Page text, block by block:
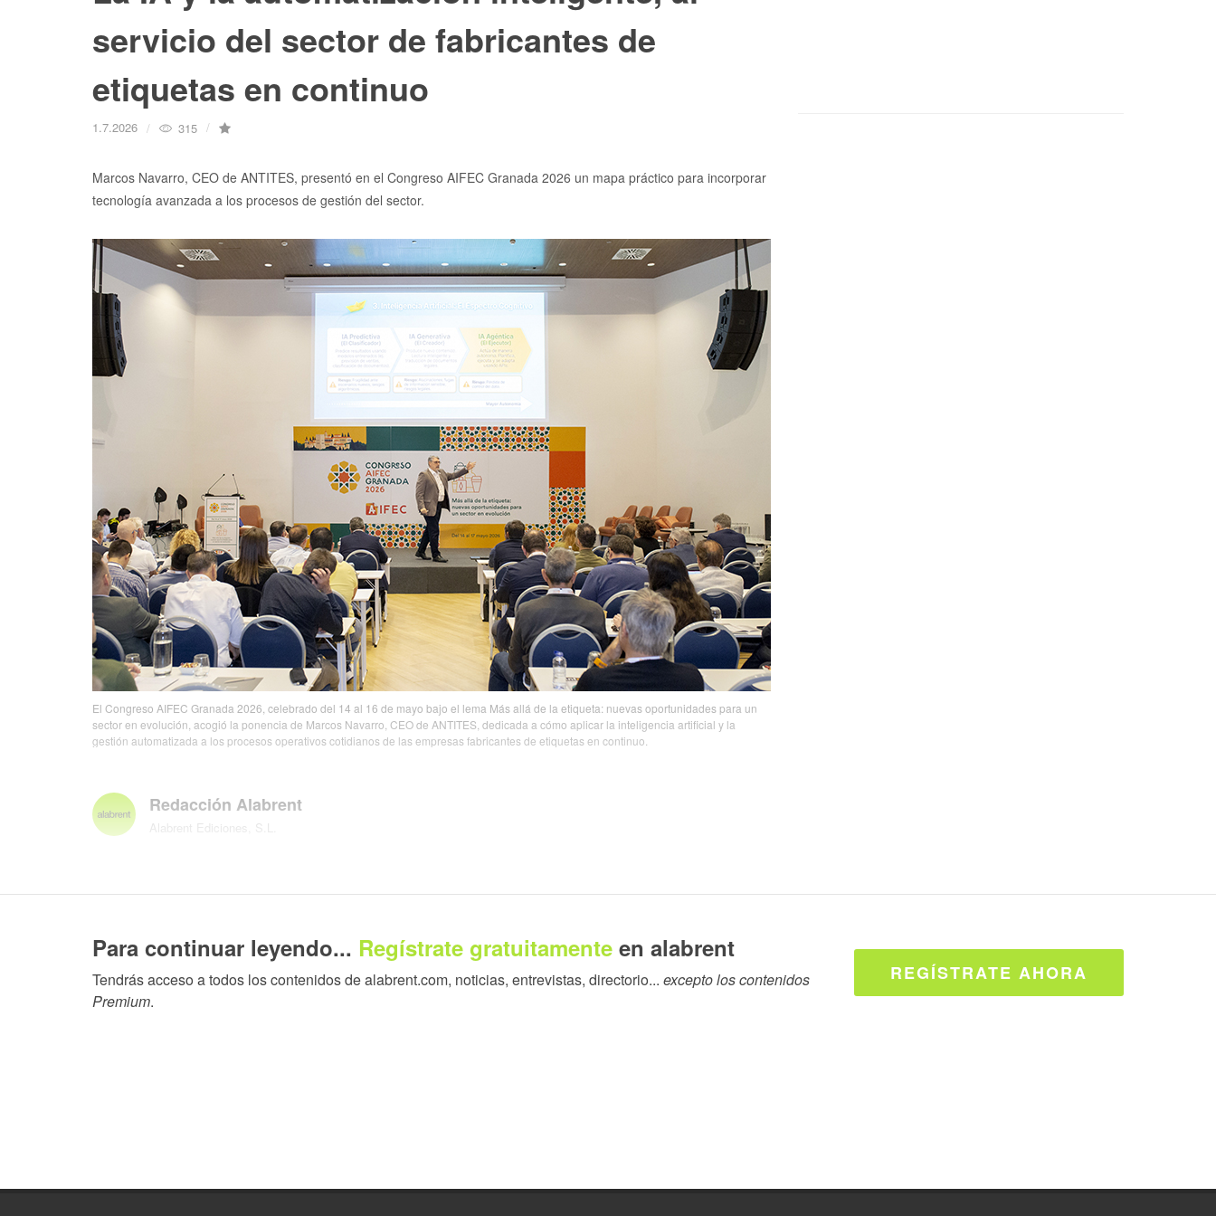
servicio del sector de fabricantes de
etiquetas en continuo
1.7.2026 315
Marcos Navarro, CEO de ANTITES, presentó en el Congreso AIFEC Granada 2026 un mapa práctico para incorporar
tecnología avanzada a los procesos de gestión del sector.
El Congreso AIFEC Granada 2026, celebrado del 14 al 16 de mayo bajo el lema Más allá de la etiqueta: nuevas oportunidades para un
sector en evolución, acogió la ponencia de Marcos Navarro, CEO de ANTITES, dedicada a cómo aplicar la inteligencia artificial y la
gestión automatizada a los procesos operativos cotidianos de las empresas fabricantes de etiquetas en continuo.
Redacción Alabrent
Alabrent Ediciones, S.L.
El Congreso AIFEC Granada 2026, celebrado del 14 al 16 de mayo bajo el lema Más allá de la etiqueta: nuevas
cómo aplicar la inteligencia artificial y la gestión automatizada a los procesos operativos cotidianos de las empresas
para previsión de ventas y clasificación de documentos; generativa, para la lectura y traducción de documentos
Para continuar leyendo... Regístrate gratuitamente en alabrent
Tendrás acceso a todos los contenidos de alabrent.com, noticias, entrevistas, directorio... excepto los contenidos
Premium.
REGÍSTRATE AHORA